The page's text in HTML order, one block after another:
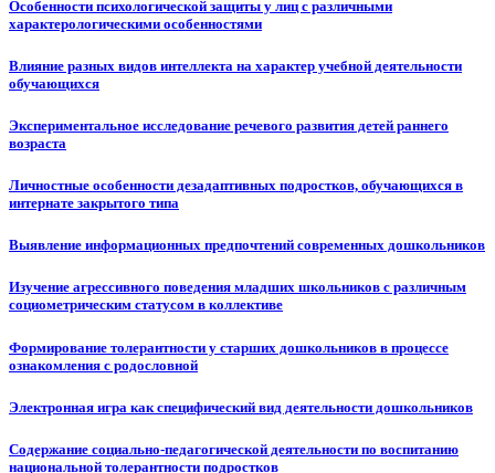
Особенности психологической защиты у лиц с различными
характерологическими особенностями
Влияние разных видов интеллекта на характер учебной деятельности
обучающихся
Экспериментальное исследование речевого развития детей раннего
возраста
Личностные особенности дезадаптивных подростков, обучающихся в
интернате закрытого типа
Выявление информационных предпочтений современных дошкольников
Изучение агрессивного поведения младших школьников с различным
социометрическим статусом в коллективе
Формирование толерантности у старших дошкольников в процессе
ознакомления с родословной
Электронная игра как специфический вид деятельности дошкольников
Содержание социально-педагогической деятельности по воспитанию
национальной толерантности подростков